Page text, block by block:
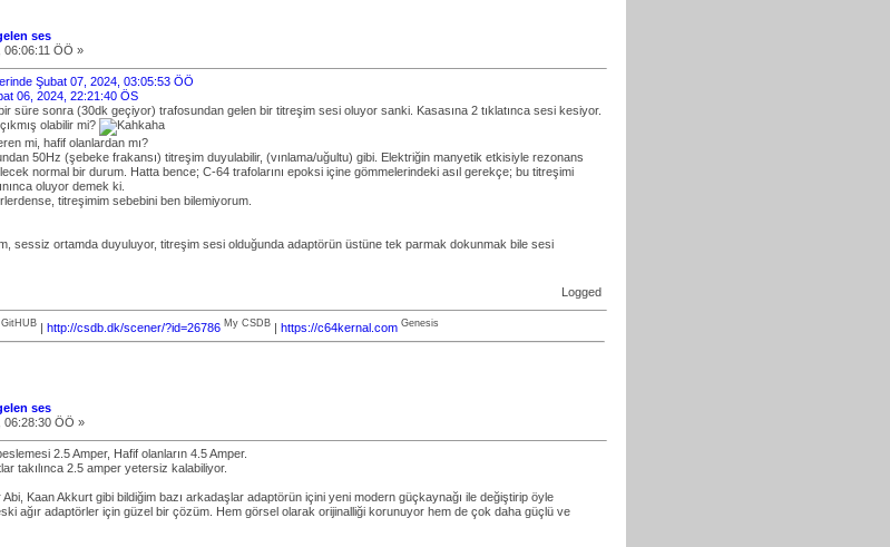
ses
06:06:11 ÖÖ »
Şubat 07, 2024, 03:05:53 ÖÖ
06, 2024, 22:21:40 ÖS
süre sonra (30dk geçiyor) trafosundan gelen bir titreşim sesi oluyor sanki. Kasasına 2 tıklatınca sesi kesiyor.
olabilir mi?
mi, hafif olanlardan mı?
50Hz (şebeke frakansı) titreşim duyulabilir, (vınlama/uğultu) gibi. Elektriğin manyetik etkisiyle rezonans
normal bir durum. Hatta bence; C-64 trafolarını epoksi içine gömmelerindeki asıl gerekçe; bu titreşimi
oluyor demek ki.
titreşimim sebebini ben bilemiyorum.
sessiz ortamda duyuluyor, titreşim sesi olduğunda adaptörün üstüne tek parmak dokunmak bile sesi
Logged
| http://csdb.dk/scener/?id=26786 My CSDB | https://c64kernal.com Genesis
ses
06:28:30 ÖÖ »
2.5 Amper, Hafif olanların 4.5 Amper.
takılınca 2.5 amper yetersiz kalabiliyor.
Kaan Akkurt gibi bildiğim bazı arkadaşlar adaptörün içini yeni modern güçkaynağı ile değiştirip öyle
ağır adaptörler için güzel bir çözüm. Hem görsel olarak orijinalliği korunuyor hem de çok daha güçlü ve